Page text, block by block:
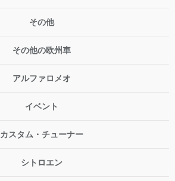
その他
その他の欧州車
アルファロメオ
イベント
カスタム・チューナー
シトロエン